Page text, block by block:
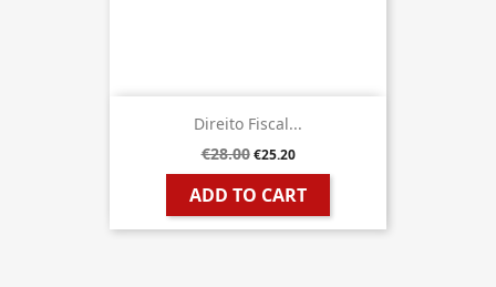
Direito Fiscal...
€28.00 €25.20
ADD TO CART